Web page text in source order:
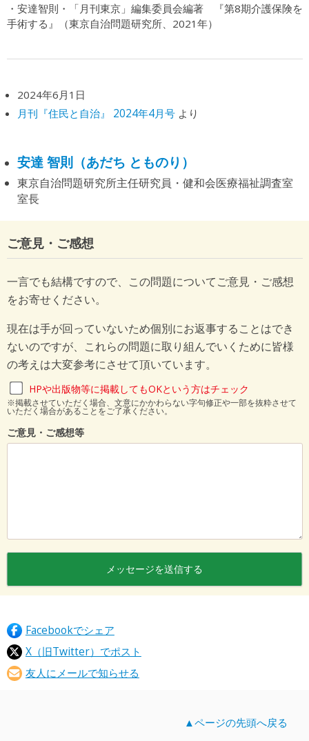
・安達智則・「月刊東京」編集委員会編著 『第8期介護保険を
手術する』（東京自治問題研究所、2021年）
2024年6月1日
月刊『住民と自治』 2024年4月号より
安達 智則（あだち とものり）
東京自治問題研究所主任研究員・健和会医療福祉調査室
室長
ご意見・ご感想
一言でも結構ですので、この問題についてご意見・ご感想
をお寄せください。
現在は手が回っていないため個別にお返事することはでき
ないのですが、これらの問題に取り組んでいくために皆様
の考えは大変参考にさせて頂いています。
HPや出版物等に掲載してもOKという方はチェック
※掲載させていただく場合、文意にかかわらない字句修正や一部を抜粋させて
いただく場合があることをご了承ください。
ご意見・ご感想等
Facebookでシェア
X（旧Twitter）でポスト
友人にメールで知らせる
▲ページの先頭へ戻る